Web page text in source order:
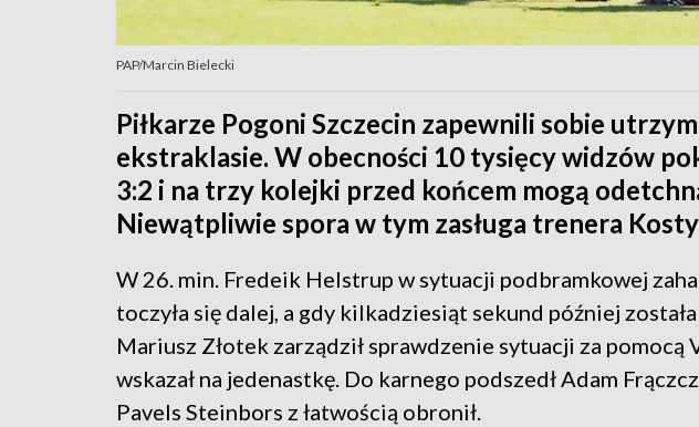
PAP/Marcin Bielecki
Piłkarze Pogoni Szczecin zapewnili sobie
ekstraklasie. W obecności 10 tysięcy widzów
3:2 i na trzy kolejki przed końcem mogą
Niewątpliwie spora w tym zasługa trenera
W 26. min. Fredeik Helstrup w sytuacji podbramkowej
toczyła się dalej, a gdy kilkadziesiąt sekund później
Mariusz Złotek zarządził sprawdzenie sytuacji za pomocą
wskazał na jedenastkę. Do karnego podszedł Adam
Pavels Steinbors z łatwością obronił.